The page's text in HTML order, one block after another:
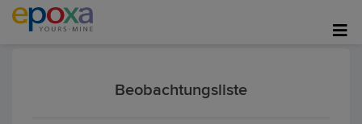
Beobachtungsliste